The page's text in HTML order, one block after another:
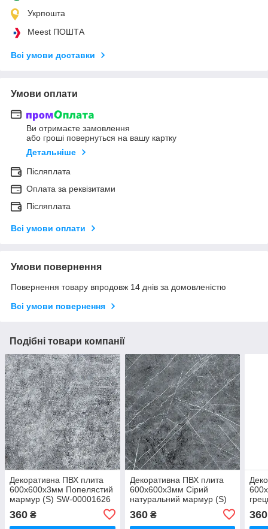
Укрпошта
Meest ПОШТА
Всі умови доставки
Умови оплати
Ви отримаєте замовлення
або гроші повернуться на вашу картку
Детальніше
Післяплата
Оплата за реквізитами
Післяплата
Всі умови оплати
Умови повернення
Повернення товару впродовж 14 днів за домовленістю
Всі умови повернення
Подібні товари компанії
Декоративна ПВХ плита
600х600х3мм Попелястий
мармур (S) SW-00001626
360 ₴
Декоративна ПВХ плита
600х600х3мм Сірий
натуральний мармур (S)
360₴ 360